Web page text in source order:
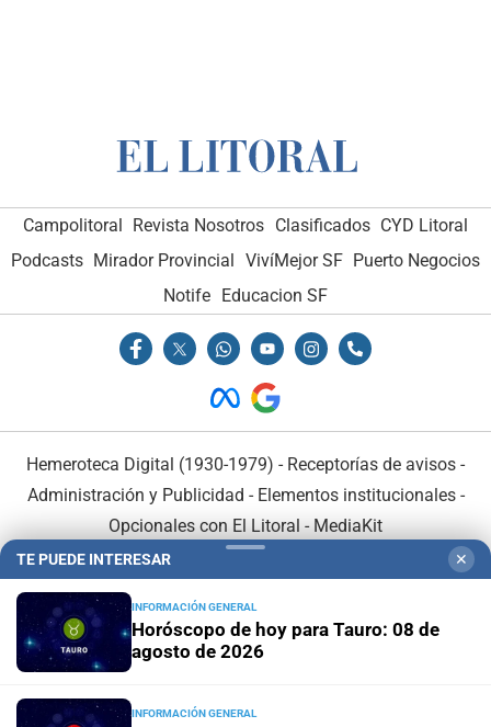
Campolitoral Revista Nosotros Clasificados CYD Litoral
Podcasts Mirador Provincial VivíMejor SF Puerto Negocios
Notife Educacion SF
Hemeroteca Digital (1930-1979) - Receptorías de avisos -
Administración y Publicidad - Elementos institucionales-
Opcionales con El Litoral - MediaKit
TE PUEDE INTERESAR ✕
INFORMACIÓN GENERAL
Horóscopo de hoy para Tauro: 08 de
agosto de 2026
INFORMACIÓN GENERAL